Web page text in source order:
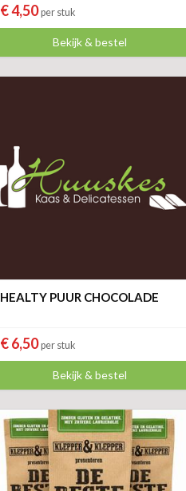
€ 4,50per stuk
Bekijk & bestel
HEALTY PUUR CHOCOLADE
€ 6,50per stuk
Bekijk & bestel